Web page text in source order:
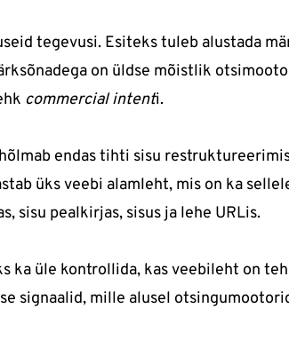
tegevusi. Esiteks tuleb alustada
on üldse mõistlik
commercial intenti.
endas tihti sisu
üks veebi alamleht, mis on ka
sisu pealkirjas, sisus ja lehe URLis.
ka üle kontrollida, kas veebileht on
signaalid, mille alusel